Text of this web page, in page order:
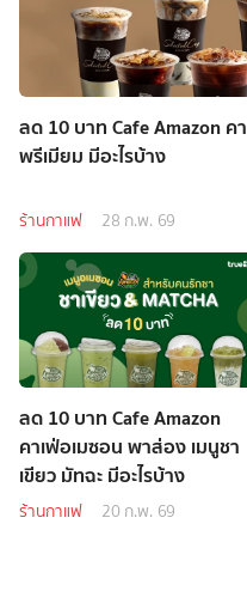
ลด 10 บาท Cafe Amazon ค
พรีเมียม มีอะไรบ้าง
ร้านกาแฟ 28 ก.พ. 69
ลด 10 บาท Cafe Amazon
คาเฟ่อเมซอน พาส่อง เมนูชา
เขียว มัทฉะ มีอะไรบ้าง
ร้านกาแฟ 20 ก.พ. 69